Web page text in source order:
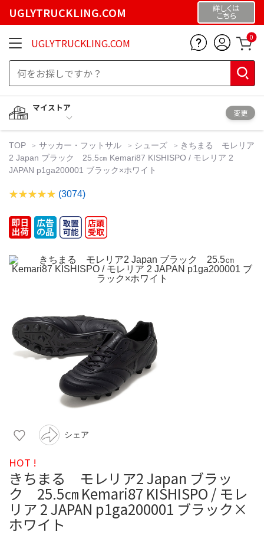
UGLYTRUCKLING.COM 詳しくは
こちら
UGLYTRUCKLING.COM 0
マイストア
変更
TOP サッカー・フットサル シューズ
きちまる モレリア
2 Japan ブラック 25.5㎝ Kemari87 KISHISPO / モレリア 2
JAPAN p1ga200001 ブラック×ホワイト
(3074)
シェア
HOT !
きちまる モレリア2 Japan ブラッ
ク 25.5㎝ Kemari87 KISHISPO / モレ
リア 2 JAPAN p1ga200001 ブラック×
ホワイト